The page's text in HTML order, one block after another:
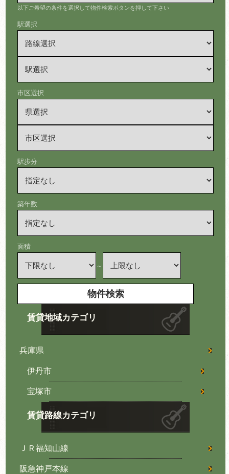
以下ご希望の条件を選択して物件検索ボタンを押して下さい
駅選択
市区選択
駅歩分
築年数
面積
～
賃貸地域カテゴリ
兵庫県
伊丹市
宝塚市
賃貸路線カテゴリ
ＪＲ福知山線
阪急神戸本線